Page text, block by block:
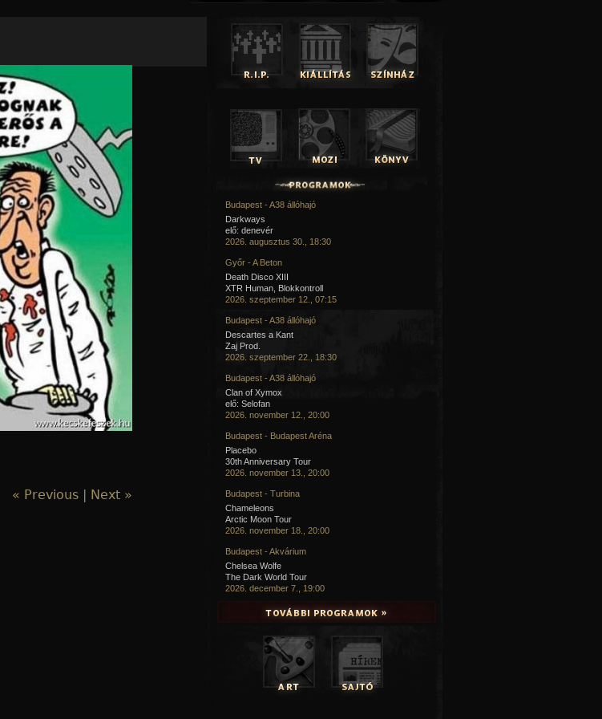
« Previous| Next »
Budapest - A38 állóhajó
Darkways
elő: denevér
2026. augusztus 30., 18:30
Győr - A Beton
Death Disco XIII
XTR Human, Blokkontroll
2026. szeptember 12., 07:15
Budapest - A38 állóhajó
Descartes a Kant
Zaj Prod.
2026. szeptember 22., 18:30
Budapest - A38 állóhajó
Clan of Xymox
elő: Selofan
2026. november 12., 20:00
Budapest - Budapest Aréna
Placebo
30th Anniversary Tour
2026. november 13., 20:00
Budapest - Turbina
Chameleons
Arctic Moon Tour
2026. november 18., 20:00
Budapest - Akvárium
Chelsea Wolfe
The Dark World Tour
2026. december 7., 19:00